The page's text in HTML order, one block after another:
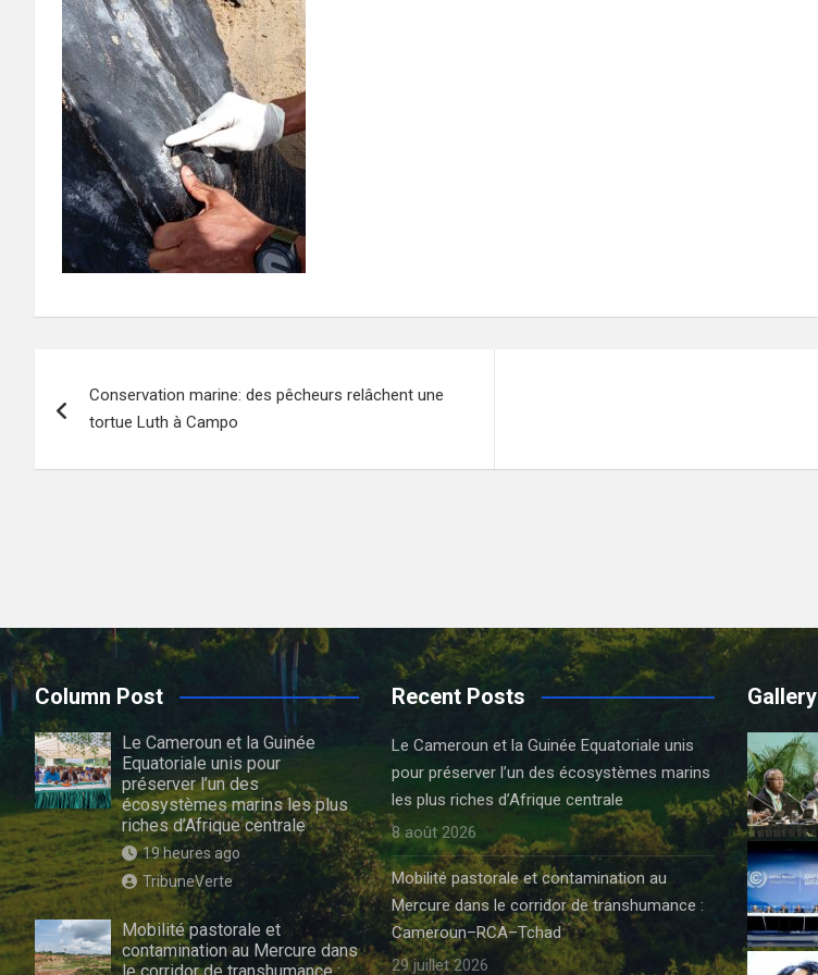
de
l’article
Conservation marine: des pêcheurs relâchent une
tortue Luth à Campo
Column Post
Le Cameroun et la Guinée
Equatoriale unis pour
préserver l’un des
écosystèmes marins les plus
riches d’Afrique centrale
19 heures ago
TribuneVerte
Mobilité pastorale et
contamination au Mercure dans
Recent Posts
Le Cameroun et la Guinée Equatoriale unis
pour préserver l’un des écosystèmes marins
les plus riches d’Afrique centrale
8 août 2026
Mobilité pastorale et contamination au
Mercure dans le corridor de transhumance :
Cameroun–RCA–Tchad
29 juillet 2026
Gallery